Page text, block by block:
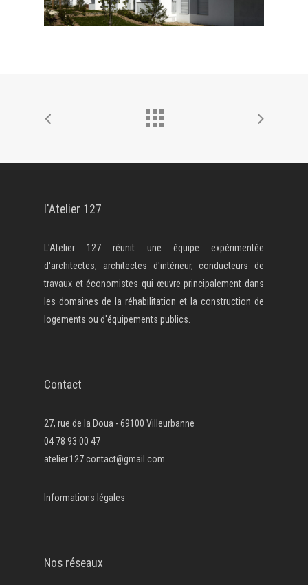
l'Atelier 127
L'Atelier 127 réunit une équipe expérimentée
d'architectes, architectes d'intérieur, conducteurs de
travaux et économistes qui œuvre principalement dans
les domaines de la réhabilitation et la construction de
logements ou d'équipements publics.
Contact
27, rue de la Doua - 69100 Villeurbanne
04 78 93 00 47
atelier.127.contact@gmail.com
Informations légales
Nos réseaux